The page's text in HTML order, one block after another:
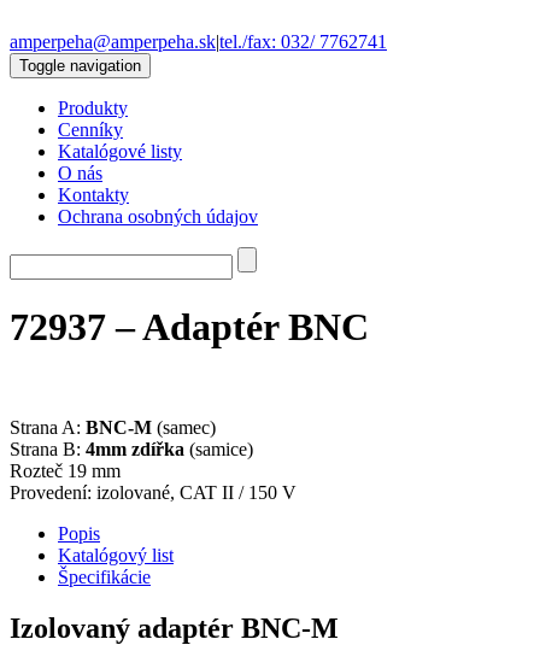
amperpeha@amperpeha.sk|tel./fax: 032/ 7762741
Toggle navigation
Produkty
Cenníky
Katalógové listy
O nás
Kontakty
Ochrana osobných údajov
72937 – Adaptér BNC
Strana A: BNC-M (samec)
Strana B: 4mm zdířka (samice)
Rozteč 19 mm
Provedení: izolované, CAT II / 150 V
Popis
Katalógový list
Špecifikácie
Izolovaný adaptér BNC-M